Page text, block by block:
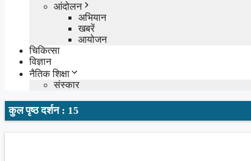
आंदोलन
अभियान
खबरें
आयोजन
चिकित्सा
विज्ञान
नैतिक शिक्षा
संस्कार
कुल पृष्ठ दर्शन : 15